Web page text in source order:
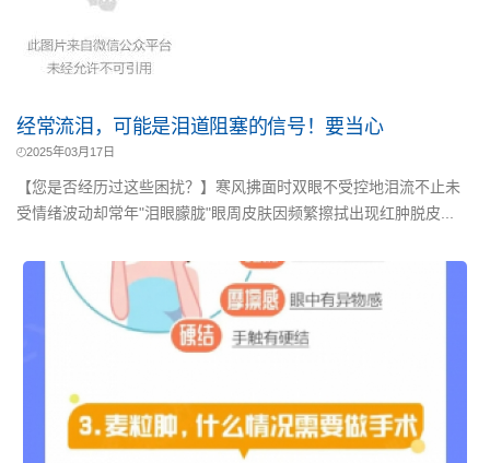
经常流泪，可能是泪道阻塞的信号！要当心
2025年03月17日
【您是否经历过这些困扰？】寒风拂面时双眼不受控地泪流不止未
受情绪波动却常年"泪眼朦胧"眼周皮肤因频繁擦拭出现红肿脱皮...